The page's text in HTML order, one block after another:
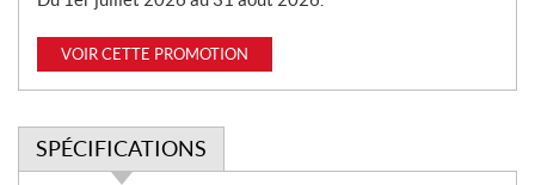
VOIR CETTE PROMOTION
SPÉCIFICATIONS